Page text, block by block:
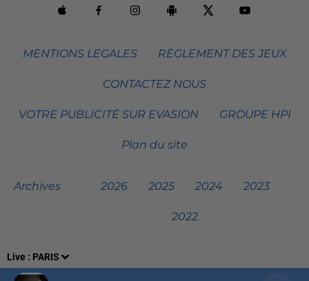
Live : PARIS
MENTIONS LEGALES RÈGLEMENT DES JEUX
CONTACTEZ NOUS
VOTRE PUBLICITÉ SUR EVASION GROUPE HPI
Plan du site
Archives 2026 2025 2024 2023
2022